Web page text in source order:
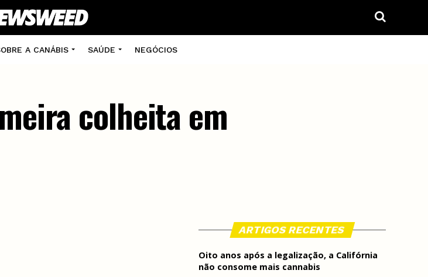
A CANÁBIS SAÚDE NEGÓCIOS
colheita em
ARTIGOS RECENTES
Oito anos após a legalização, a Califórnia
não consome mais cannabis